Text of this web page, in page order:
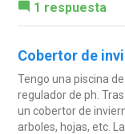
1 respuesta
Cobertor de
Tengo una piscina
regulador de ph.
un cobertor de
arboles, hojas, etc.